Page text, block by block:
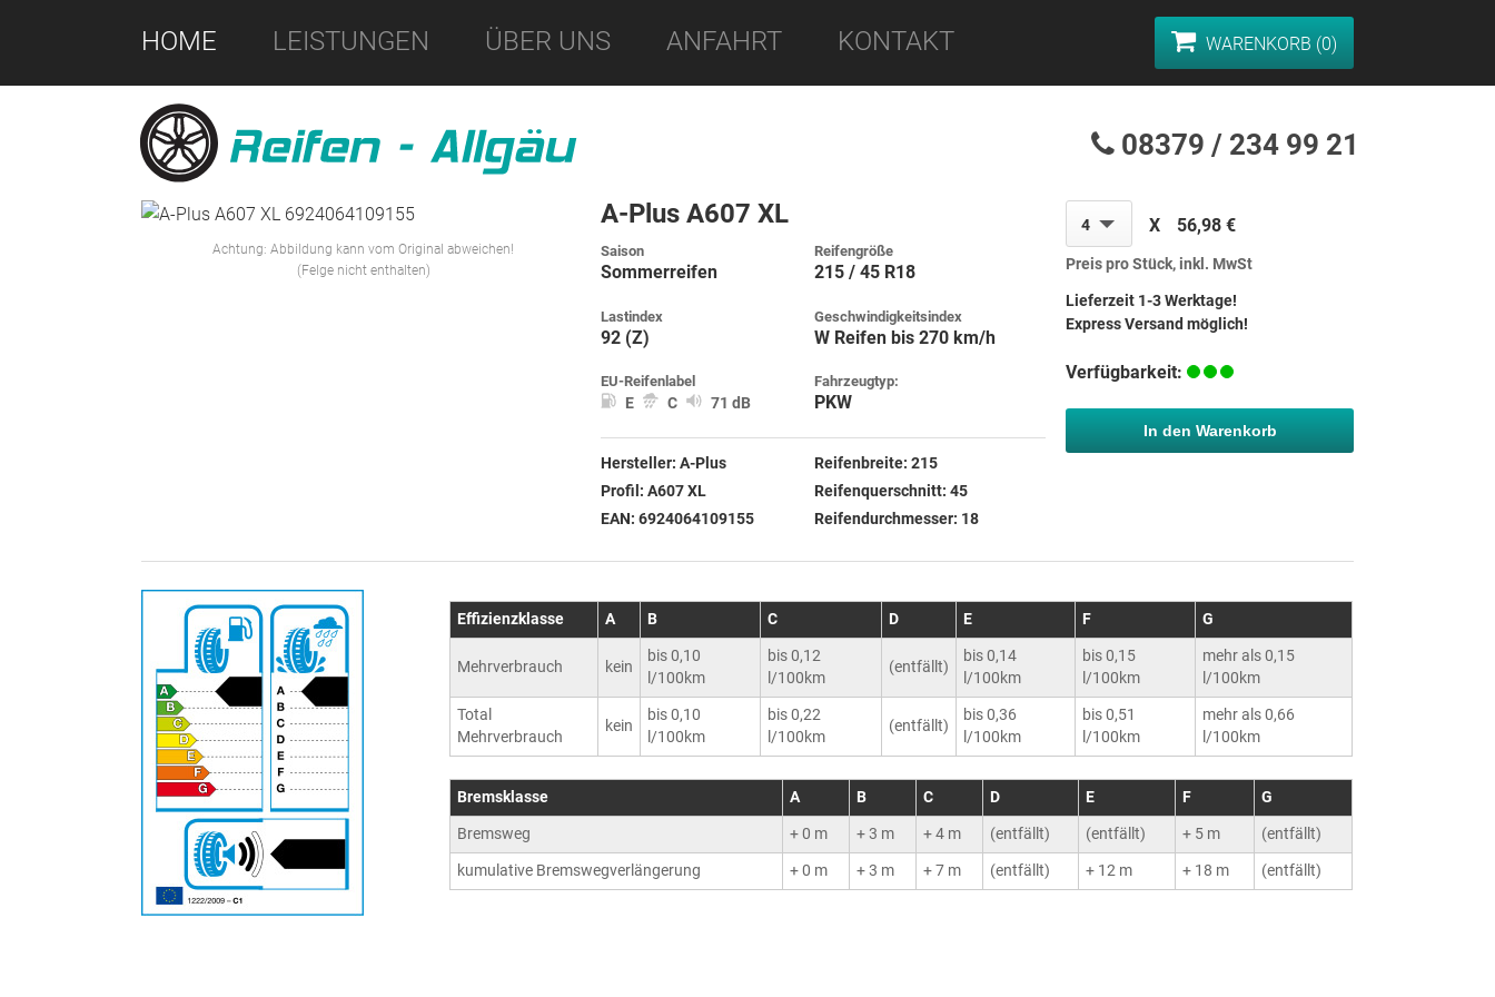
HOME LEISTUNGEN ÜBER UNS ANFAHRT KONTAKT WARENKORB (0)
08379 / 234 99 21
Achtung: Abbildung kann vom Original abweichen!
(Felge nicht enthalten)
A-Plus A607 XL
Saison
Sommerreifen
Reifengröße
215 / 45 R18
Lastindex
92 (Z)
Geschwindigkeitsindex
W Reifen bis 270 km/h
EU-Reifenlabel
E C 71 dB
Fahrzeugtyp:
PKW
Hersteller:A-Plus
Profil:A607 XL
EAN:6924064109155
Reifenbreite:215
Reifenquerschnitt:45
Reifendurchmesser: 18
4 X 56,98 €
Preis pro Stück, inkl. MwSt
Lieferzeit 1-3 Werktage!
Express Versand möglich!
Verfügbarkeit:
In den Warenkorb
Effizienzklasse A B C D E F G
Mehrverbrauch kein
bis 0,10
l/100km
bis 0,12
l/100km
(entfällt)
bis 0,14
l/100km
bis 0,15
l/100km
mehr als 0,15
l/100km
Total
Mehrverbrauch
kein
bis 0,10
l/100km
bis 0,22
l/100km
(entfällt)
bis 0,36
l/100km
bis 0,51
l/100km
mehr als 0,66
l/100km
Bremsklasse A B C D E F
G
Bremsweg
+ 0 m + 3 m + 4 m (entfällt) (entfällt) + 5 m
(entfällt)
kumulative Bremswegverlängerung
+ 0 m + 3 m + 7 m (entfällt) + 12 m + 18 m (entfällt)